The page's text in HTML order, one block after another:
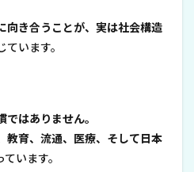
向き合うことが、実は社会構造
ています。
はありません。
教育、流通、医療、そして日本
います。